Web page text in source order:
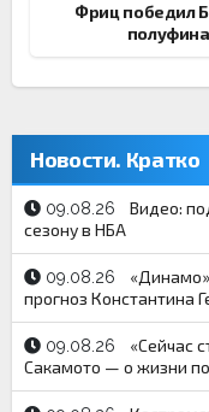
Фриц победил
Новости. Кратко
09.08.26
Видео:
сезону в НБА
09.08.26
прогноз Константина
09.08.26
«Сейчас
Сакамото — о жизни